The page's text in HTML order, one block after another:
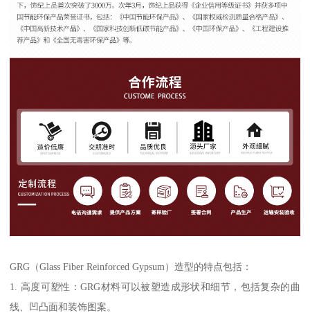
GRG（Glass Fiber Reinforced Gypsum）造型的特点包括：
1. 高度可塑性：GRG材料可以被塑造成形状和细节，包括复杂的曲
线、凹凸面和装饰图案。